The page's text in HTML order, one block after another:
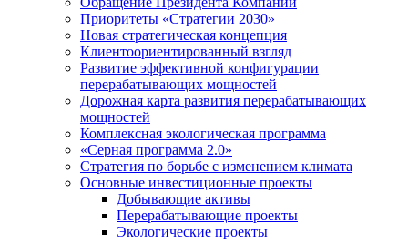
Приоритеты «Стратегии 2030»
Новая стратегическая концепция
Клиентоориентированный взгляд
Развитие эффективной конфигурации
перерабатывающих мощностей
Дорожная карта развития перерабатывающих
мощностей
Комплексная экологическая программа
«Серная программа 2.0»
Стратегия по борьбе с изменением климата
Основные инвестиционные проекты
Добывающие активы
Перерабатывающие проекты
Экологические проекты